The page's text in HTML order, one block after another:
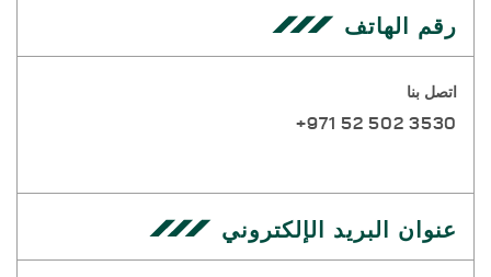
رقم الهاتف
اتصل بنا
+971 52 502 3530
عنوان البريد الإلكتروني